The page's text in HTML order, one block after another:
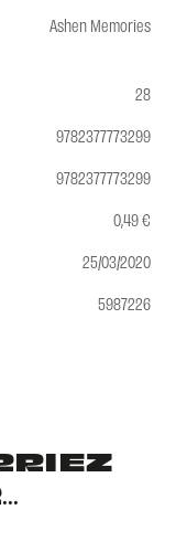
Ashen Memories
28
9782377773299
9782377773299
0,49 €
25/03/2020
5987226